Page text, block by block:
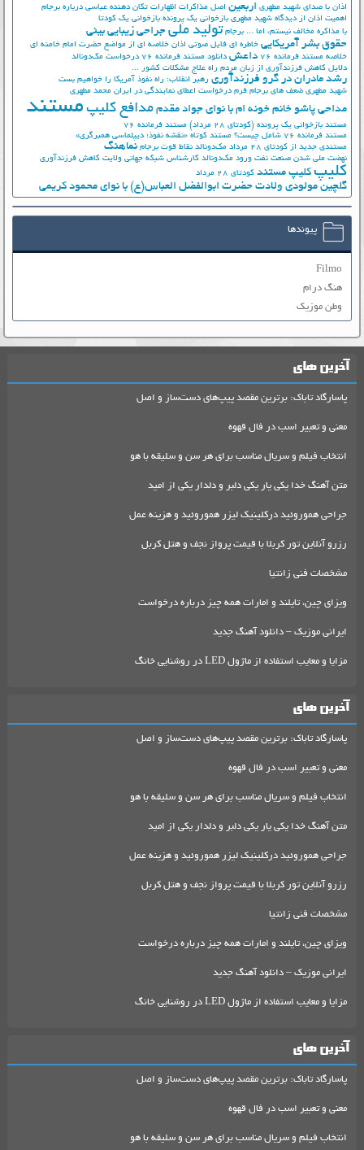
اذان با صدای شهید مطهری اربعین اصل مذاکرات اظهارات تکان دهنده عباسی درباره برجام
اهمیت اذان از دیدگاه شهید مطهری بازخوانی یک پرونده بازخوانی یک کودتا
با مذاکره مخالف نیستم، اما ... برجام تولید ملی جراحی زیبایی بینی
حقوق بشر آمریکایی خاطره ای فایل صوتی اذان خلاصه ای از مواضع حضرت امام خامنه ای
خلاصه مستند فرمانده 76
داعش دانلود مستند فرمانده 76
درخواست مک‌دونالد
دلایل کاهش فرزندآوری از زبان مردم راه علاج مشکلات کشور ...
رشد مادران در گرو فرزندآوری رهبر انقلاب: راه نفوذ آمریکا را خواهیم بست
شهید مطهری ضعف های برجام فرم درخواست اعطای نمایندگی در ایران محمد مطهری
مداحی پاشو خانم خونه ام با نوای جواد مقدم مدافع کلیپ مستند
مستند بازخوانی یک پرونده (کودتای 28 مرداد)
مستند فرمانده 76
مستند فرمانده 76 شامل چیست؟
مستند کوتاه «نقشه نفوذ؛ دیپلماسی همبرگری»
مستندی جدید از کودتای 28 مرداد
مک‌دونالد نقاط قوت برجام نماهنگ
نهضت ملي شدن صنعت نفت ورود مک‌دونالد کارشناس شبکه جهانی ولایت کاهش فرزندآوری
کلیپ کلیپ مستند کودتای 28 مرداد
گلچین مولودی ولادت حضرت ابوالفضل العباس(ع) با نوای محمود کریمی
پیوندها
Filmo
هنگ درام
وطن موزیک
آخرین های
پاسارگاد تاباک: برترین مقصد پیپ‌های دست‌ساز و اصل
معنی و تعبیر اسب در فال قهوه
انتخاب فیلم و سریال مناسب برای هر سن و سلیقه با هو
متن آهنگ خدا یکی یار یکی دلبر و دلدار یکی از امید
جراحی هموروئید درکلینیک لیزر هموروئید و هزینه عمل
رزرو آنلاین تور کربلا با قیمت پرواز نجف و هتل کربل
مشخصات فنی زانتیا
ویزای چین، تایلند و امارات همه چیز درباره درخواست
ایرانی موزیک – دانلود آهنگ جدید
مزایا و معایب استفاده از ماژول LED در روشنایی خانگ
آخرین های
پاسارگاد تاباک: برترین مقصد پیپ‌های دست‌ساز و اصل
معنی و تعبیر اسب در فال قهوه
انتخاب فیلم و سریال مناسب برای هر سن و سلیقه با هو
متن آهنگ خدا یکی یار یکی دلبر و دلدار یکی از امید
جراحی هموروئید درکلینیک لیزر هموروئید و هزینه عمل
رزرو آنلاین تور کربلا با قیمت پرواز نجف و هتل کربل
مشخصات فنی زانتیا
ویزای چین، تایلند و امارات همه چیز درباره درخواست
ایرانی موزیک – دانلود آهنگ جدید
مزایا و معایب استفاده از ماژول LED در روشنایی خانگ
آخرین های
پاسارگاد تاباک: برترین مقصد پیپ‌های دست‌ساز و اصل
معنی و تعبیر اسب در فال قهوه
انتخاب فیلم و سریال مناسب برای هر سن و سلیقه با هو